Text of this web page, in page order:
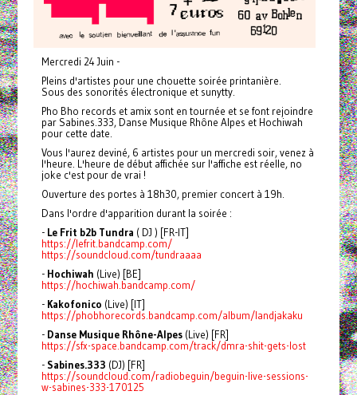
Mercredi 24 Juin -
Pleins d'artistes pour une chouette soirée printanière.
Sous des sonorités électronique et sunytty.
Pho Bho records et amix sont en tournée et se font rejoindre
par Sabines.333, Danse Musique Rhône Alpes et Hochiwah
pour cette date.
Vous l'aurez deviné, 6 artistes pour un mercredi soir, venez à
l'heure. L'heure de début affichée sur l'affiche est réelle, no
joke c'est pour de vrai !
Ouverture des portes à 18h30, premier concert à 19h.
Dans l'ordre d'apparition durant la soirée :
- Le Frit b2b Tundra ( DJ ) [FR-IT]
https://lefrit.bandcamp.com/
https://soundcloud.com/tundraaaa
- Hochiwah (Live) [BE]
https://hochiwah.bandcamp.com/
-Kakofonico (Live) [IT]
https://phobhorecords.bandcamp.com/album/landjakaku
- Danse Musique Rhône-Alpes(Live) [FR]
https://sfx-space.bandcamp.com/track/dmra-shit-gets-lost
- Sabines.333 (DJ) [FR]
https://soundcloud.com/radiobeguin/beguin-live-sessions-
w-sabines-333-170125